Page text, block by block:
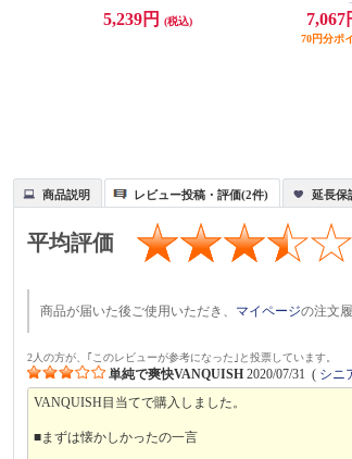
5,239円 (税込) 7,067
70円分ポ
商品説明 レビュー投稿・評価(2件) 延長保
平均評価
商品が届いた後ご使用いただき、 マイページの注文
2人の方が、｢このレビューが参考になった｣と投票しています。
単純で爽快VANQUISH 2020/07/31 ( シニ
VANQUISH目当てで購入しました。
■まずは懐かしかったの一言